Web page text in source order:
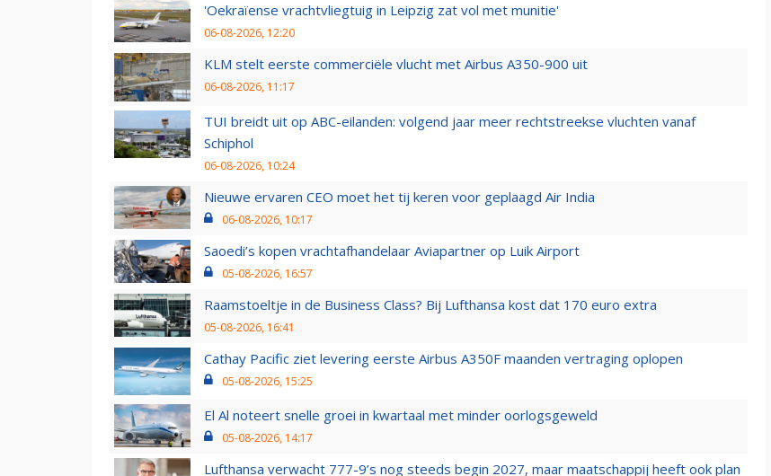
'Oekraïense vrachtvliegtuig in Leipzig zat vol met munitie'
06-08-2026, 12:20
KLM stelt eerste commerciële vlucht met Airbus A350-900 uit
06-08-2026, 11:17
TUI breidt uit op ABC-eilanden: volgend jaar meer rechtstreekse vluchten vanaf
Schiphol
06-08-2026, 10:24
Nieuwe ervaren CEO moet het tij keren voor geplaagd Air India
06-08-2026, 10:17
Saoedi’s kopen vrachtafhandelaar Aviapartner op Luik Airport
05-08-2026, 16:57
Raamstoeltje in de Business Class? Bij Lufthansa kost dat 170 euro extra
05-08-2026, 16:41
Cathay Pacific ziet levering eerste Airbus A350F maanden vertraging oplopen
05-08-2026, 15:25
El Al noteert snelle groei in kwartaal met minder oorlogsgeweld
05-08-2026, 14:17
Lufthansa verwacht 777-9’s nog steeds begin 2027, maar maatschappij heeft ook plan